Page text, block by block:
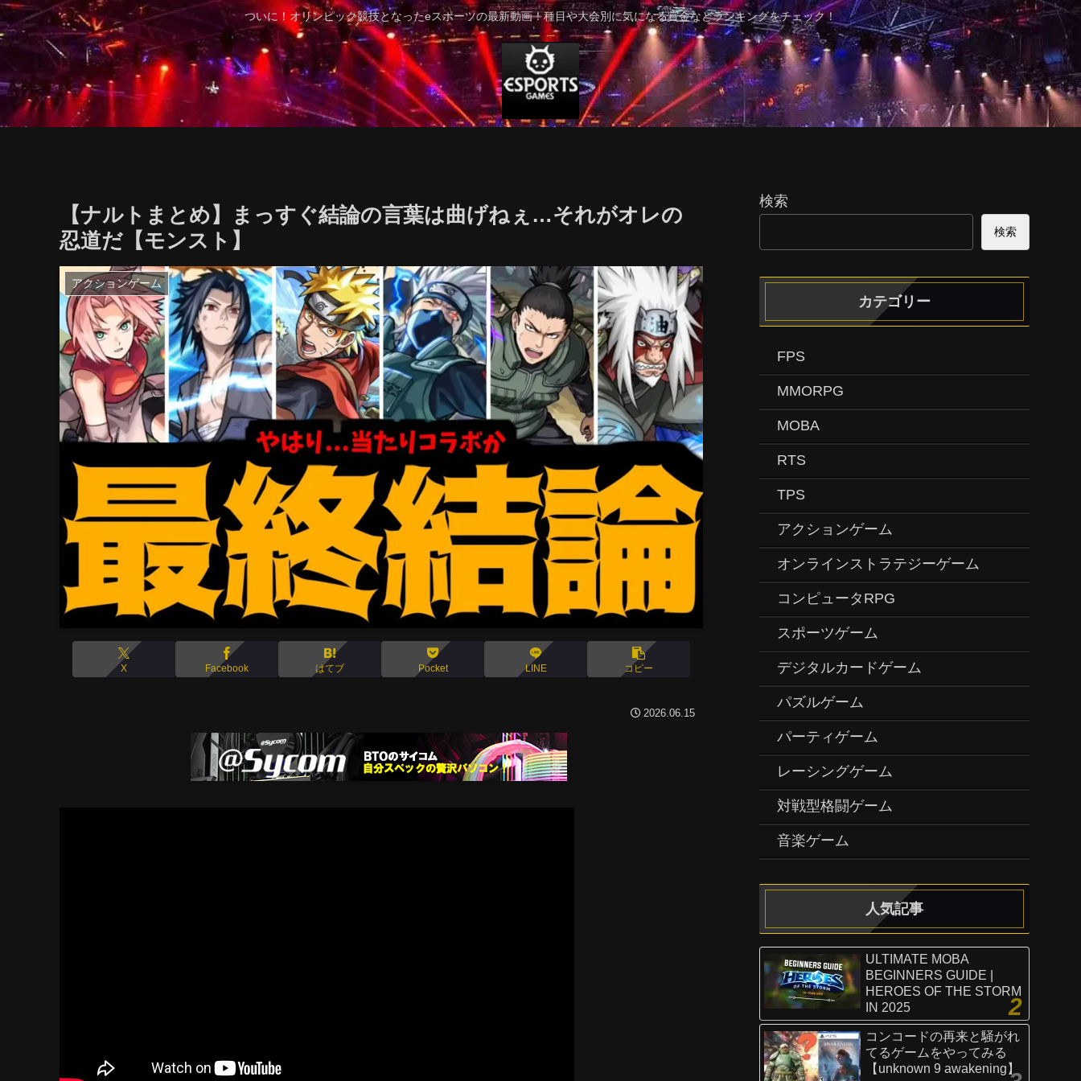
ついに！オリンピック競技となったeスポーツの最新動画！種目や大会別に気になる賞金などランキングをチェック！
【ナルトまとめ】まっすぐ結論の言葉は曲げねぇ…それがオレの
忍道だ【モンスト】
アクションゲーム
X Facebook はてブ Pocket LINE コピー
2026.06.15
検索
検索
カテゴリー
FPS
MMORPG
MOBA
RTS
TPS
アクションゲーム
オンラインストラテジーゲーム
コンピュータRPG
スポーツゲーム
デジタルカードゲーム
パズルゲーム
パーティゲーム
レーシングゲーム
対戦型格闘ゲーム
音楽ゲーム
人気記事
ULTIMATE MOBA
BEGINNERS GUIDE |
HEROES OF THE STORM
IN 2025
コンコードの再来と騒がれ
てるゲームをやってみる
【unknown 9 awakening】